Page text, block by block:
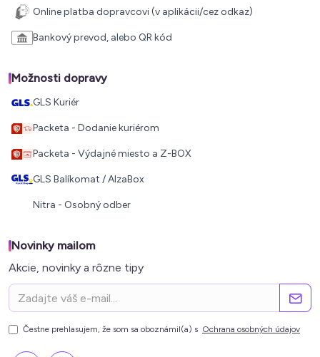
Online platba dopravcovi (v aplikácii/cez odkaz)
Bankový prevod, alebo QR kód
Možnosti dopravy
GLS Kuriér
Packeta - Dodanie kuriérom
Packeta - Výdajné miesto a Z-BOX
GLS Balíkomat / AlzaBox
Nitra - Osobný odber
Novinky mailom
Akcie, novinky a rôzne tipy
Čestne prehlasujem, že som sa oboznámil(a) s Ochrana osobných údajov